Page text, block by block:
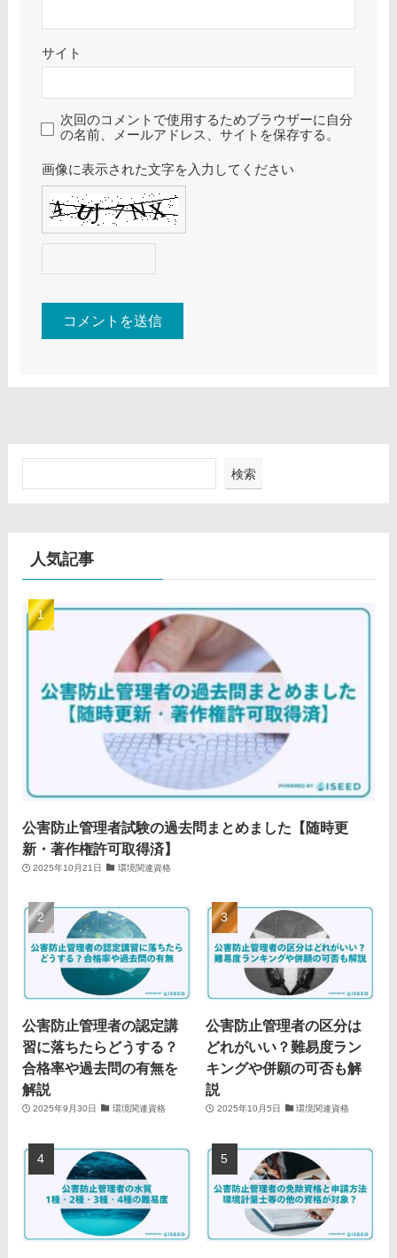
サイト
次回のコメントで使用するためブラウザーに自分
の名前、メールアドレス、サイトを保存する。
画像に表示された文字を入力してください
検索
人気記事
公害防止管理者試験の過去問まとめました【随時更
新・著作権許可取得済】
2025年10月21日 環境関連資格
公害防止管理者の認定講
習に落ちたらどうする？
合格率や過去問の有無を
解説
2025年9月30日 環境関連資格
公害防止管理者の区分は
どれがいい？難易度ラン
キングや併願の可否も解
説
2025年10月5日 環境関連資格